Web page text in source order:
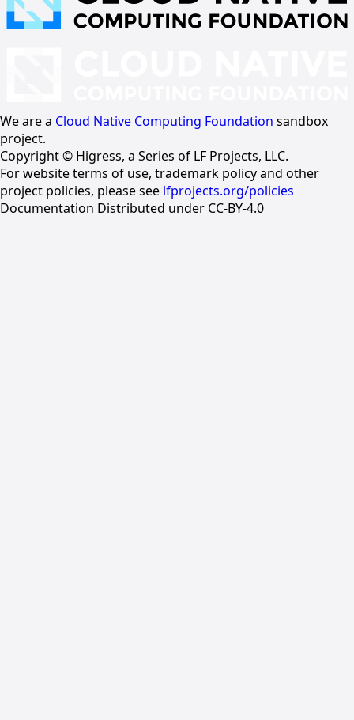
We are a Cloud Native Computing Foundation sandbox
project.
Copyright © Higress, a Series of LF Projects, LLC.
For website terms of use, trademark policy and other
project policies, please see lfprojects.org/policies
Documentation Distributed under CC-BY-4.0